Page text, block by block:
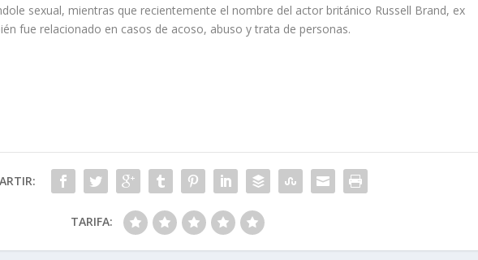
sexual, mientras que recientemente el nombre del actor británico Russell Brand, ex
fue relacionado en casos de acoso, abuso y trata de personas.
TARIFA: